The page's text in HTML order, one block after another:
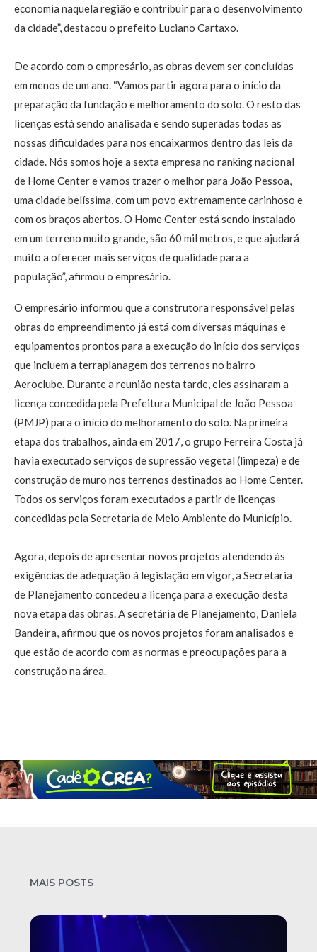
economia naquela região e contribuir para o desenvolvimento
da cidade”, destacou o prefeito Luciano Cartaxo.
De acordo com o empresário, as obras devem ser concluídas
em menos de um ano. “Vamos partir agora para o início da
preparação da fundação e melhoramento do solo. O resto das
licenças está sendo analisada e sendo superadas todas as
nossas dificuldades para nos encaixarmos dentro das leis da
cidade. Nós somos hoje a sexta empresa no ranking nacional
de Home Center e vamos trazer o melhor para João Pessoa,
uma cidade belíssima, com um povo extremamente carinhoso e
com os braços abertos. O Home Center está sendo instalado
em um terreno muito grande, são 60 mil metros, e que ajudará
muito a oferecer mais serviços de qualidade para a
população”, afirmou o empresário.
O empresário informou que a construtora responsável pelas
obras do empreendimento já está com diversas máquinas e
equipamentos prontos para a execução do início dos serviços
que incluem a terraplanagem dos terrenos no bairro
Aeroclube. Durante a reunião nesta tarde, eles assinaram a
licença concedida pela Prefeitura Municipal de João Pessoa
(PMJP) para o início do melhoramento do solo. Na primeira
etapa dos trabalhos, ainda em 2017, o grupo Ferreira Costa já
havia executado serviços de supressão vegetal (limpeza) e de
construção de muro nos terrenos destinados ao Home Center.
Todos os serviços foram executados a partir de licenças
concedidas pela Secretaria de Meio Ambiente do Município.
Agora, depois de apresentar novos projetos atendendo às
exigências de adequação à legislação em vigor, a Secretaria
de Planejamento concedeu a licença para a execução desta
nova etapa das obras. A secretária de Planejamento, Daniela
Bandeira, afirmou que os novos projetos foram analisados e
que estão de acordo com as normas e preocupações para a
construção na área.
MAIS POSTS